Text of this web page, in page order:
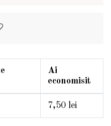
Ai
economisit
7,50 lei